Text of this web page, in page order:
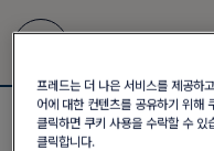
포스텐 브레이슬릿
프레드는 더 나은 서비스를 제공하
어에 대한 컨텐츠를 공유하기 위해
클릭하면 쿠키 사용을 수락할 수 있
클릭합니다.